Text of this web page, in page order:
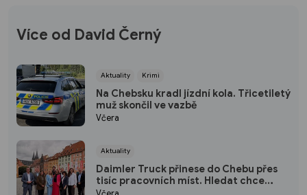
Více od David Černý
Aktuality Krimi
Na Chebsku kradl jízdní kola. Třicetiletý
muž skončil ve vazbě
Včera
Aktuality
Daimler Truck přinese do Chebu přes
tisíc pracovních míst. Hledat chce
hlavně lidi z regionu